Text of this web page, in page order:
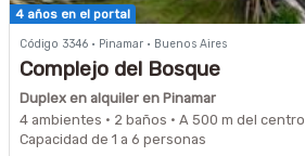
4 años en el portal
Código 3346 · Pinamar · Buenos Aires
Complejo del Bosque
Duplex en alquiler en Pinamar
4 ambientes · 2 baños · A 500 m del centro
Capacidad de 1 a 6 personas